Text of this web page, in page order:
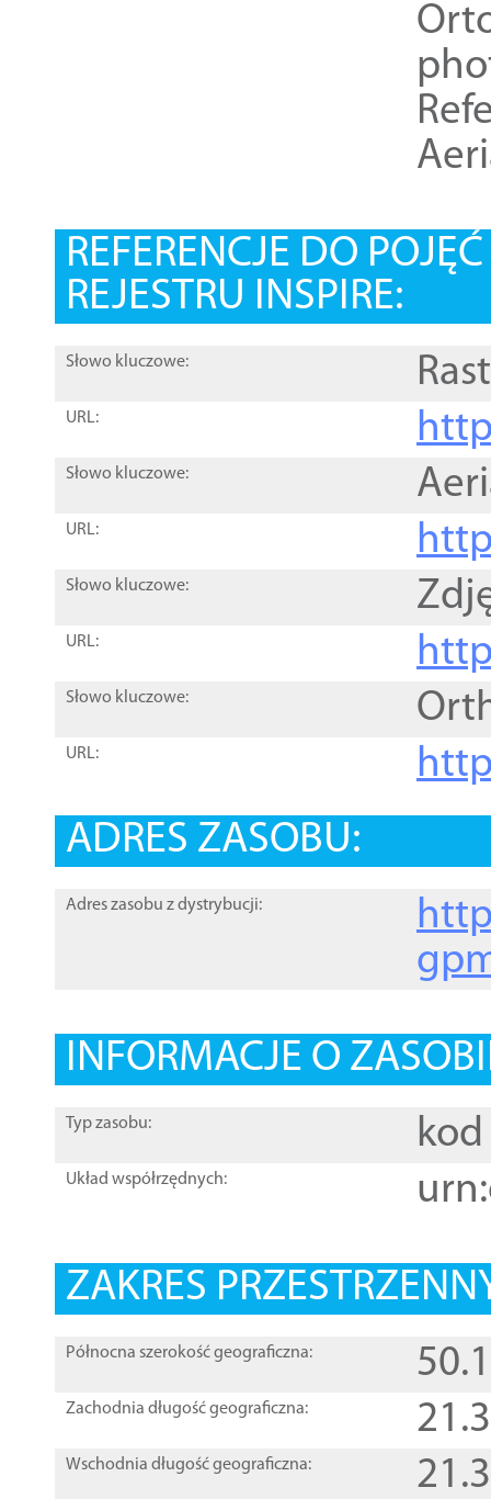
REFERENCJE DO
REJESTRU INSPIRE:
Słowo kluczowe:
URL:
Słowo kluczowe:
URL:
Słowo kluczowe:
URL:
Słowo kluczowe:
URL:
ADRES ZASOBU:
Adres zasobu z dystrybucji:
INFORMACJE O
Typ zasobu: kod
Układ współrzędnych:
ZAKRES
Północna szerokość geograficzna:
Zachodnia długość geograficzna:
Wschodnia długość geograficzna: